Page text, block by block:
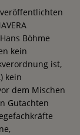
Böhme
kein
ist,
kein
dem Mischen
Gutachten